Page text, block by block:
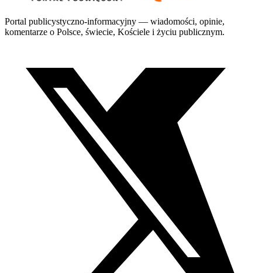
Portal publicystyczno-informacyjny — wiadomości, opinie,
komentarze o Polsce, świecie, Kościele i życiu publicznym.